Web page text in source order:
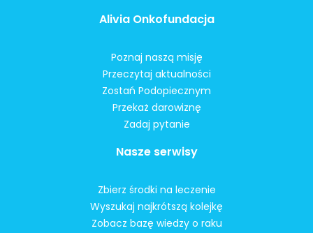
Alivia Onkofundacja
Poznaj naszą misję
Przeczytaj aktualności
Zostań Podopiecznym
Przekaż darowiznę
Zadaj pytanie
Nasze serwisy
Zbierz środki na leczenie
Wyszukaj najkrótszą kolejkę
Zobacz bazę wiedzy o raku